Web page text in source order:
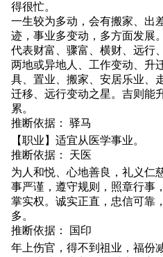
得很忙。
一生较为多动，会有搬家、出
迹，事业多变动，多方面发展。
代表财富、骤富、横财、远行
两地或异地人、工作变动、升
具、置业、搬家、安居乐业、
迁移、远行变动之星。吉则能
累。
推断依据： 驿马
【职业】适宜从医学事业。
推断依据： 天医
为人和悦、心地善良，礼义仁
事严谨，遵守规则，照章行事
掌实权。诚实正直，忠信可靠
多。
推断依据： 国印
年上伤官，得不到祖业，福份